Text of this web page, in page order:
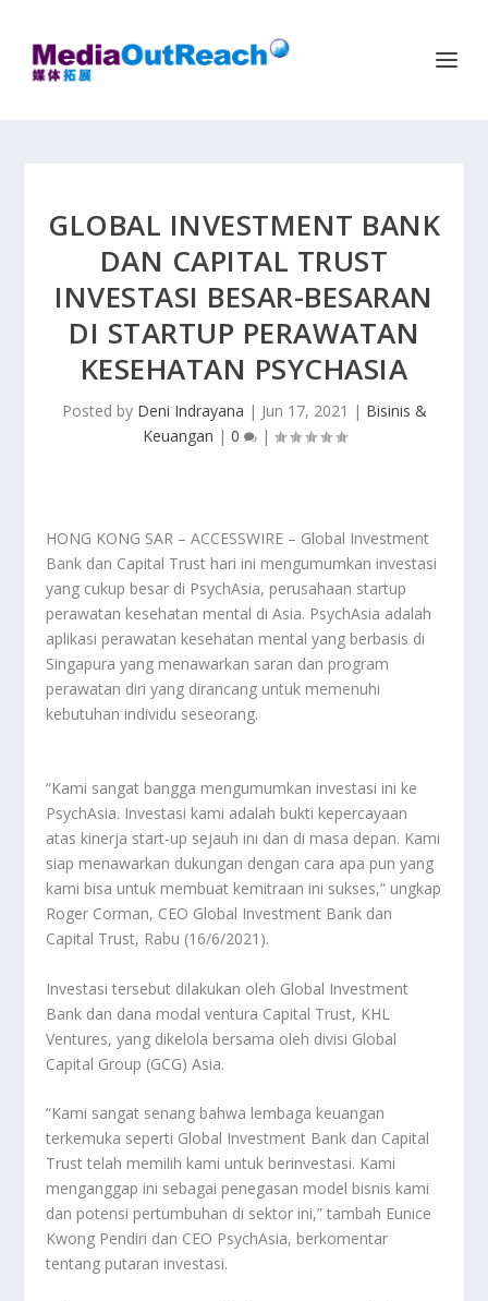
GLOBAL INVESTMENT BANK
DAN CAPITAL TRUST
INVESTASI BESAR-BESARAN
DI STARTUP PERAWATAN
KESEHATAN PSYCHASIA
Posted by Deni Indrayana | Jun 17, 2021 | Bisinis &
Keuangan | 0 |
HONG KONG SAR – ACCESSWIRE – Global Investment
Bank dan Capital Trust hari ini mengumumkan investasi
yang cukup besar di PsychAsia, perusahaan startup
perawatan kesehatan mental di Asia. PsychAsia adalah
aplikasi perawatan kesehatan mental yang berbasis di
Singapura yang menawarkan saran dan program
perawatan diri yang dirancang untuk memenuhi
kebutuhan individu seseorang.
“Kami sangat bangga mengumumkan investasi ini ke
PsychAsia. Investasi kami adalah bukti kepercayaan
atas kinerja start-up sejauh ini dan di masa depan. Kami
siap menawarkan dukungan dengan cara apa pun yang
kami bisa untuk membuat kemitraan ini sukses,” ungkap
Roger Corman, CEO Global Investment Bank dan
Capital Trust, Rabu (16/6/2021).
Investasi tersebut dilakukan oleh Global Investment
Bank dan dana modal ventura Capital Trust, KHL
Ventures, yang dikelola bersama oleh divisi Global
Capital Group (GCG) Asia.
“Kami sangat senang bahwa lembaga keuangan
terkemuka seperti Global Investment Bank dan Capital
Trust telah memilih kami untuk berinvestasi. Kami
menganggap ini sebagai penegasan model bisnis kami
dan potensi pertumbuhan di sektor ini,” tambah Eunice
Kwong Pendiri dan CEO PsychAsia, berkomentar
tentang putaran investasi.